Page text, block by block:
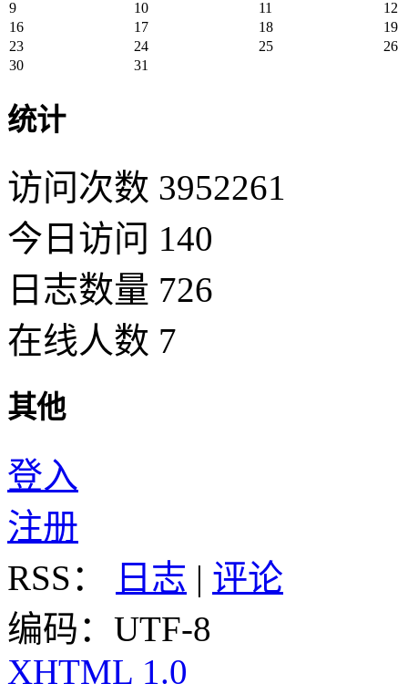
9
10 11
12
16
17 18
19
23
24 25
26
30
31
统计
访问次数 3952261
今日访问 140
日志数量 726
在线人数 7
其他
登入
注册
RSS：
日志 | 评论
编码：UTF-8
XHTML 1.0